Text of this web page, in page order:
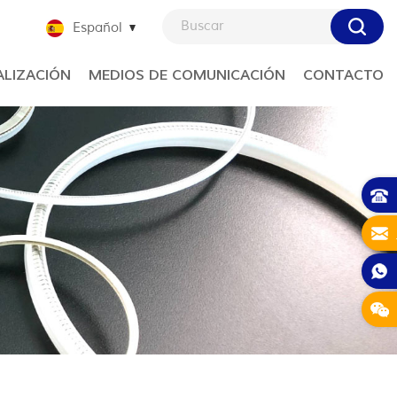
Español
MEDIOS DE COMUNICACIÓN CONTACTO